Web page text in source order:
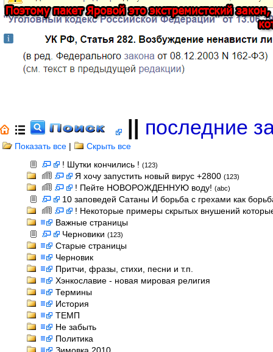
|| последние
Показать все |
Скрыть все
! Шутки кончились ! (123)
Я хочу запустить новый вирус +2800 (123)
! Пейте НОВОРОЖДЕННУЮ воду! (abc)
10 заповедей Сатаны И борьба с грехами как
! Некоторые примеры скрытых внушений
Важные страницы
Черновики (123)
Старые страницы
Черновик
Притчи, фразы, стихи, песни и т.п.
Хэнкославие - новая мировая религия
Термины
История
ТЕМП
Не забыть
Политика